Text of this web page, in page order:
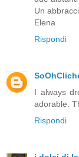
Un
Elena
Rispondi
I always
adorable.
Rispondi